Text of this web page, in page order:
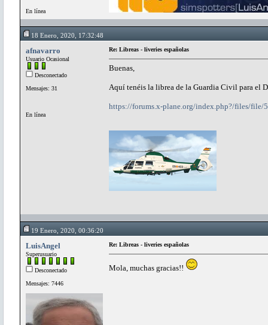
En línea
18 Enero, 2020, 17:32:48
afnavarro
Usuario Ocasional
Desconectado
Mensajes: 31
En línea
Re: Libreas - liveries españolas
Buenas,
Aquí tenéis la librea de la Guardia Civil para el
https://forums.x-plane.org/index.php?/files/file/
19 Enero, 2020, 00:36:20
LuisAngel
Superusuario
Desconectado
Mensajes: 7446
Re: Libreas - liveries españolas
Mola, muchas gracias!!